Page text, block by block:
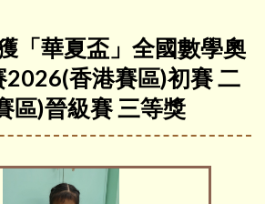
「華夏盃」全國數學奧
香港賽區)初賽 二
區)晉級賽 三等獎